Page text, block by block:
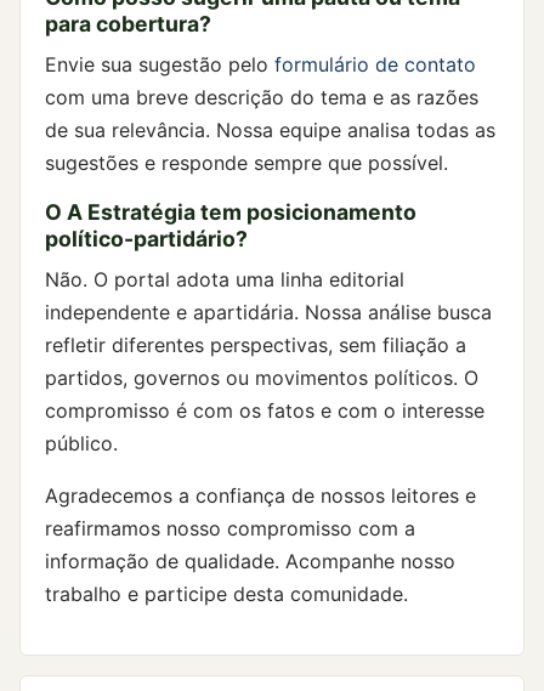
para cobertura?
Envie sua sugestão pelo formulário de contato
com uma breve descrição do tema e as razões
de sua relevância. Nossa equipe analisa todas as
sugestões e responde sempre que possível.
O A Estratégia tem posicionamento
político-partidário?
Não. O portal adota uma linha editorial
independente e apartidária. Nossa análise busca
refletir diferentes perspectivas, sem filiação a
partidos, governos ou movimentos políticos. O
compromisso é com os fatos e com o interesse
público.
Agradecemos a confiança de nossos leitores e
reafirmamos nosso compromisso com a
informação de qualidade. Acompanhe nosso
trabalho e participe desta comunidade.